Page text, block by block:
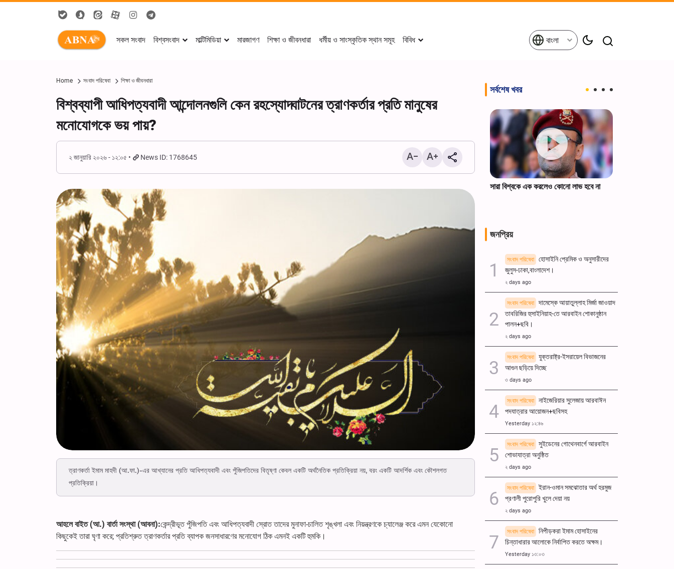
সকল সংবাদ বিশ্বসংবাদ মাল্টিমিডিয়া মারজাগণ শিক্ষা ও জীবনধারা ধর্মীয় ও সাংস্কৃতিক স্থান সমূহ বিবিধ বাংলা
Home সংবাদ পরিষেবা শিক্ষা ও জীবনধারা
বিশ্বব্যাপী আধিপত্যবাদী আন্দোলনগুলি কেন রহস্যোদ্ঘাটনের ত্রাণকর্তার প্রতি মানুষের
মনোযোগকে ভয় পায়?
২ জানুয়ারি ২০২৬ - ১২:০৫ News ID: 1768645
ত্রাণকর্তা ইমাম মাহদী (আ.ফা.)-এর আখ্যানের প্রতি আধিপত্যবাদী এবং পুঁজিপতিদের বিতৃষ্ণা কেবল একটি অর্থনৈতিক প্রতিক্রিয়া নয়, বরং একটি আদর্শিক এবং কৌশলগত
প্রতিক্রিয়া।
আহলে বাইত (আ.) বার্তা সংস্থা (আবনা):কেন্দ্রীভূত পুঁজিপতি এবং আধিপত্যবাদী স্রোত তাদের মুনাফা-চালিত শৃঙ্খলা এবং নিয়ন্ত্রণকে চ্যালেঞ্জ করে এমন যেকোনো
কিছুকেই তারা ঘৃণা করে; প্রতিশ্রুত ত্রাণকর্তার প্রতি ব্যাপক জনসাধারণের মনোযোগ ঠিক এমনই একটি হুমকি।
সর্বশেষ খবর
‘ ইমাম রেযা (আ.)-এর খাদেমদের কাফেলার পক্ষ
সারা বিশ্বকে এক করলেও কোনো লাভ হবে না
জনপ্রিয়
সংবাদ পরিষেবা
হোসাইনি প্রেমিক ও অনুসারীদের
জুলুস-ঢাকা,বাংলাদেশ।
২ days ago
সংবাদ পরিষেবা
দামেস্কে আয়াতুল্লাহ মির্জা জাওয়াদ
তাবরিজির হুসাইনিয়াহ-তে আরবাইন শোকানুষ্ঠান
পালন+ছবি।
২ days ago
সংবাদ পরিষেবা
যুক্তরাষ্ট্র-ইসরায়েল বিভাজনের
আগুন ছড়িয়ে দিচ্ছে
৩ days ago
সংবাদ পরিষেবা
নাইজেরিয়ার সুলেজায় আরবাঈন
পদযাত্রার আয়োজন+ছবিসহ
Yesterday ১২:৪৬
সংবাদ পরিষেবা
সুইডেনের গোথেনবার্গে আরবাইন
শোভাযাত্রা অনুষ্ঠিত
২ days ago
সংবাদ পরিষেবা
ইরান-ওমান সমঝোতার অর্থ হরমুজ
প্রণালী পুরোপুরি খুলে দেয়া নয়
২ days ago
সংবাদ পরিষেবা
নিপীড়করা ইমাম হোসাইনের
চিন্তাধারার আলোকে নির্বাপিত করতে অক্ষম।
Yesterday ১৩:০৩